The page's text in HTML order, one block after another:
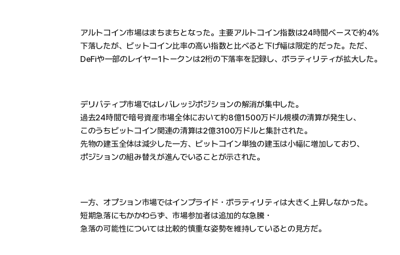
アルトコイン市場はまちまちとなった。主要アルトコイン指数は24時間ベースで約4%
下落したが、ビットコイン比率の高い指数と比べると下げ幅は限定的だった。ただ、
DeFiや一部のレイヤー1トークンは2桁の下落率を記録し、ボラティリティが拡大した。
デリバティブ市場ではレバレッジポジションの解消が集中した。
過去24時間で暗号資産市場全体において約8億1500万ドル規模の清算が発生し、
このうちビットコイン関連の清算は2億3100万ドルと集計された。
先物の建玉全体は減少した一方、ビットコイン単独の建玉は小幅に増加しており、
ポジションの組み替えが進んでいることが示された。
一方、オプション市場ではインプライド・ボラティリティは大きく上昇しなかった。
短期急落にもかかわらず、市場参加者は追加的な急騰・
急落の可能性については比較的慎重な姿勢を維持しているとの見方だ。